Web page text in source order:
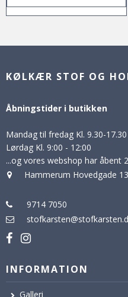
KØLKÆR STOF OG
Åbningstider i butikken
Mandag til fredag Kl. 9.30-17.30
Lørdag Kl. 9:00 - 12:00
...og vores webshop har åbent
Hammerum Hovedgade
9714 7050
INFORMATION
Galleri